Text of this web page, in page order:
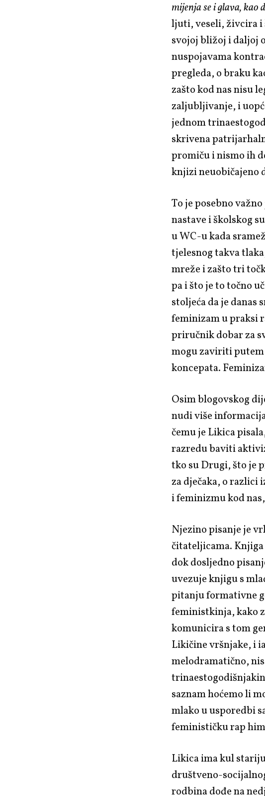
mijenja se i glava, kao
ljuti, veseli, živcira i
svojoj bližoj i daljoj
nuspojavama
pregleda, o braku
zašto kod nas nisu
zaljubljivanje, i
jednom
skrivena
promiču i nismo ih
knjizi neuobičajeno
To je posebno
nastave i školskog
u WC-u kada
tjelesnog takva
mreže i zašto tri
pa i što je to točno
stoljeća da je
feminizam u praksi
priručnik dobar za
mogu zaviriti
koncepata.
Osim blogovskog
nudi više
čemu je Likica
razredu baviti
tko su Drugi, što je
za dječaka, o razlici
i feminizmu kod
Njezino pisanje je
čitateljicama.
dok dosljedno
uvezuje knjigu s
pitanju formativne
feministkinja, kako
komunicira s tom
Likičine vršnjake, i
melodramatično,
saznam hoćemo li
mlako u usporedbi
feminističku rap
Likica ima kul
društveno-
rodbina dođe na